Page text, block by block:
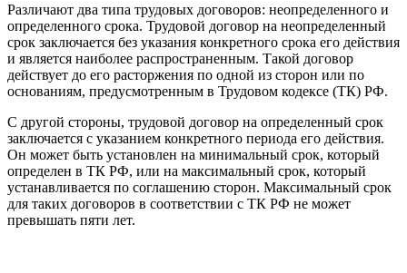
Различают два типа трудовых договоров: неопределенного и
определенного срока. Трудовой договор на неопределенный
срок заключается без указания конкретного срока его действия
и является наиболее распространенным. Такой договор
действует до его расторжения по одной из сторон или по
основаниям, предусмотренным в Трудовом кодексе (ТК) РФ.
С другой стороны, трудовой договор на определенный срок
заключается с указанием конкретного периода его действия.
Он может быть установлен на минимальный срок, который
определен в ТК РФ, или на максимальный срок, который
устанавливается по соглашению сторон. Максимальный срок
для таких договоров в соответствии с ТК РФ не может
превышать пяти лет.